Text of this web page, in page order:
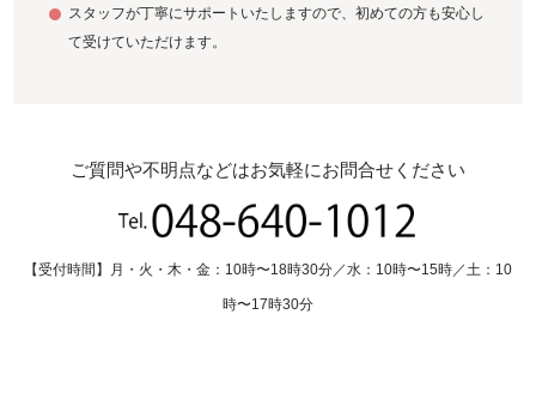
スタッフが丁寧にサポートいたしますので、初めての方も安心し
て受けていただけます。
ご質問や不明点などはお気軽にお問合せください
【受付時間】月・火・木・金：10時〜18時30分／水：10時〜15時／土：10
時〜17時30分